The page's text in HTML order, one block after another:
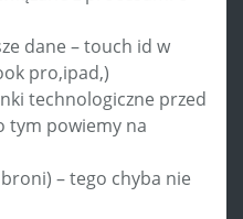
dane – touch id w
pro,ipad,)
technologiczne przed
tym powiemy na
– tego chyba nie